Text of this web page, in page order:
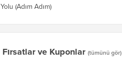
Yolu (Adım Adım)
Fırsatlar ve Kuponlar (tümünü gör)